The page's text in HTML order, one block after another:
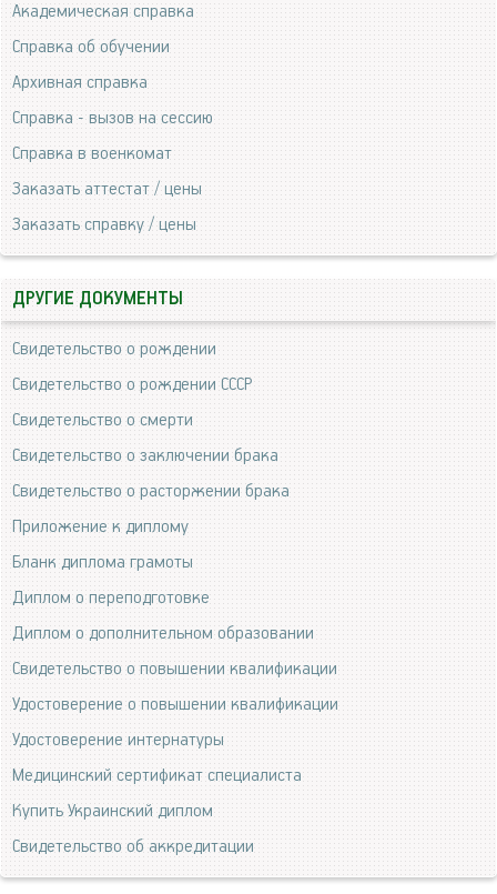
Академическая справка
Справка об обучении
Архивная справка
Справка - вызов на сессию
Справка в военкомат
Заказать аттестат / цены
Заказать справку / цены
ДРУГИЕ ДОКУМЕНТЫ
Свидетельство о рождении
Свидетельство о рождении СССР
Свидетельство о смерти
Свидетельство о заключении брака
Свидетельство о расторжении брака
Приложение к диплому
Бланк диплома грамоты
Диплом о переподготовке
Диплом о дополнительном образовании
Свидетельство о повышении квалификации
Удостоверение о повышении квалификации
Удостоверение интернатуры
Медицинский сертификат специалиста
Купить Украинский диплом
Свидетельство об аккредитации